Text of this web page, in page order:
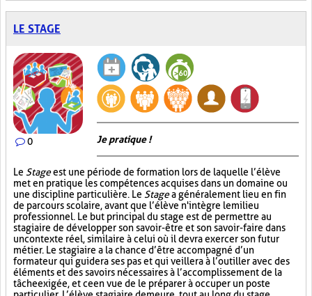
LE STAGE
0 Je pratique !
Le Stageest une période de formation lors de laquelle l’élève
met en pratique les compétences acquises dans un domaine ou
une discipline particulière. Le Stagea généralement lieu en fin
de parcours scolaire, avant que l’élève n'intègre le milieu
professionnel. Le but principal du stage est de permettre au
stagiaire de développer son savoir-être et son savoir-faire dans
un contexte réel, similaire à celui où il devra exercer son futur
métier. Le stagiaire a la chance d’être accompagné d’un
formateur qui guidera ses pas et qui veillera à l’outiller avec des
éléments et des savoirs nécessaires à l’accomplissement de la
tâche exigée, et ce en vue de le préparer à occuper un poste